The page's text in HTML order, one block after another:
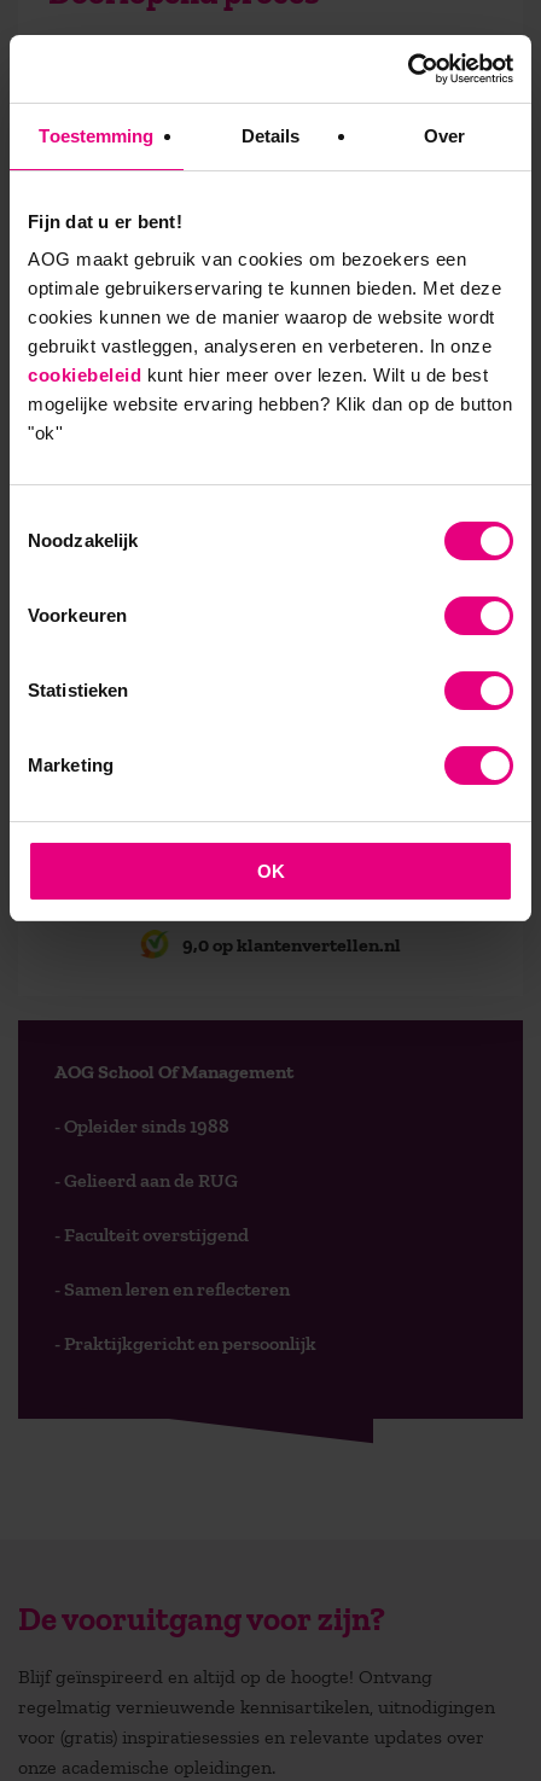
Toestemming Details Over
Fijn dat u er bent!
AOG maakt gebruik van cookies om bezoekers een
optimale gebruikerservaring te kunnen bieden. Met deze
cookies kunnen we de manier waarop de website wordt
gebruikt vastleggen, analyseren en verbeteren. In onze
cookiebeleid kunt hier meer over lezen. Wilt u de best
mogelijke website ervaring hebben? Klik dan op de button
"ok''
Noodzakelijk
Voorkeuren
Statistieken
Marketing
OK
Het schrijven van een visiedocument en van de
stellingen is een onderdeel van de leergang
Strategisch Leiderschap. “Tijdens het schrijven van
mijn visiedocument kreeg ik al feedback. Maar na
het in ontvangst nemen van het diploma, in april
ik met anderen over mijn visie heb gespard en deze
gepresenteerd heb aan diverse toehoorders, zoals
het managementteam, de medewerkers en de Raad
van Advies van het college SOMV. Na iedere
presentatie kreeg ik feedback. Zo is het
visiedocument een doorlopend proces geworden dat
nog steeds niet ‘af’ is. Daarmee is het een stuk
geworden voor de toekomst van mijn college, een
“Al met al was het een pittige opleiding; zeker op het
laatst, maar het heeft ook veel gebracht. Met mijn
Daar gaat het om, dat je er ook na afronding van de
Suzan volgde de leergang
. Bent
meer weten? Of wilt u verder praten over dit interview?
Hellinga op 088 556 10 57 ofhellinga@aog.nl.
9,0 op klantenvertellen.nl
AOG School Of Management
- Opleider sinds 1988
- Gelieerd aan de RUG
- Faculteit overstijgend
- Samen leren en reflecteren
- Praktijkgericht en persoonlijk
De vooruitgang voor zijn?
Blijf geïnspireerd en altijd op de hoogte! Ontvang
regelmatig vernieuwende kennisartikelen, uitnodigingen
voor (gratis) inspiratiesessies en relevante updates over
onze academische opleidingen.